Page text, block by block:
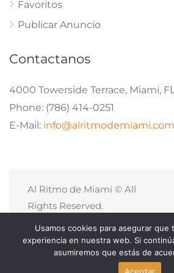
Favoritos
Publicar Anuncio
Contactanos
4000 Towerside Terrace, Miami,
Phone: (786) 414-0251
E-Mail: info@alritmodemiami.com
Al Ritmo de Miami © All
Rights Reserved.
Politicas de Privacidad
Site Map
Usamos cookies para asegurar que
experiencia en nuestra web. Si
asumiremos que estás de
Aceptar